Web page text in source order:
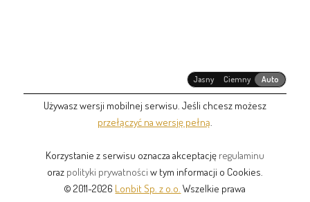
Jasny Ciemny Auto
Używasz wersji mobilnej serwisu. Jeśli chcesz możesz
przełączyć na wersję pełną
Korzystanie z serwisu oznacza akceptację regulaminu
oraz polityki prywatności w tym informacji o Cookies.
© 2011-2026 Lonbit Sp. z o.o. Wszelkie prawa